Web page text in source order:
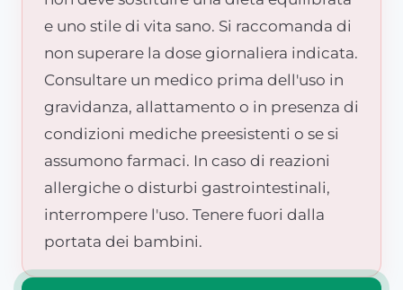
e uno stile di vita sano. Si raccomanda di
non superare la dose giornaliera indicata.
Consultare un medico prima dell'uso in
gravidanza, allattamento o in presenza di
condizioni mediche preesistenti o se si
assumono farmaci. In caso di reazioni
allergiche o disturbi gastrointestinali,
interrompere l'uso. Tenere fuori dalla
portata dei bambini.